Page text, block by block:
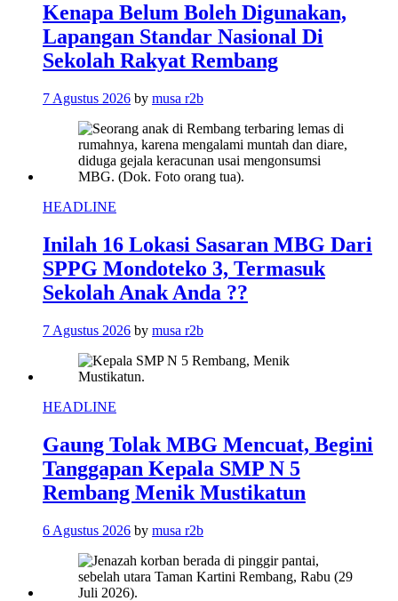
Kenapa Belum Boleh Digunakan,
Lapangan Standar Nasional Di
Sekolah Rakyat Rembang
7 Agustus 2026 by musa r2b
HEADLINE
Inilah 16 Lokasi Sasaran MBG Dari
SPPG Mondoteko 3, Termasuk
Sekolah Anak Anda ??
7 Agustus 2026 by musa r2b
HEADLINE
Gaung Tolak MBG Mencuat, Begini
Tanggapan Kepala SMP N 5
Rembang Menik Mustikatun
6 Agustus 2026 by musa r2b